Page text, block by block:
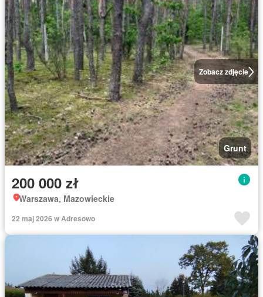
Zobacz zdjęcie
Grunt
200 000 zł
Warszawa, Mazowieckie
22 maj 2026 w Adresowo